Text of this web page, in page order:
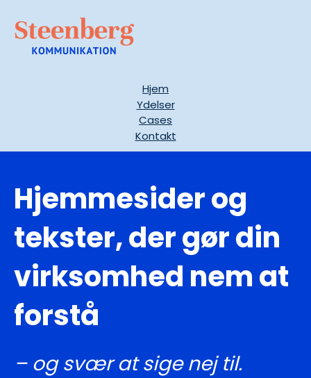
Hjem
Ydelser
Cases
Kontakt
Hjemmesider og
tekster, der gør din
virksomhed nem at
forstå
– og svær at sige nej til.